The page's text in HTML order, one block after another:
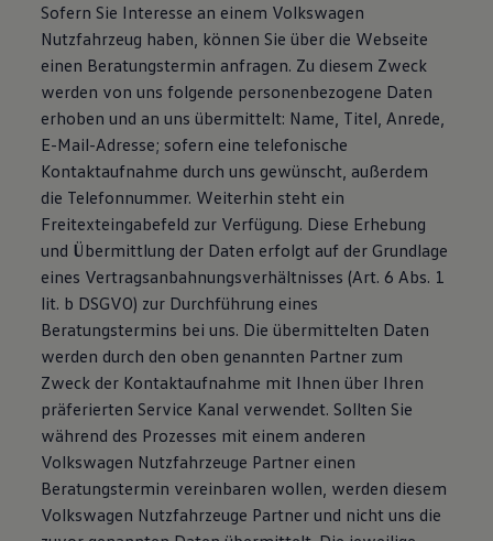
Sofern Sie Interesse an einem Volkswagen
Nutzfahrzeug haben, können Sie über die Webseite
einen Beratungstermin anfragen. Zu diesem Zweck
werden von uns folgende personenbezogene Daten
erhoben und an uns übermittelt: Name, Titel, Anrede,
E-Mail-Adresse; sofern eine telefonische
Kontaktaufnahme durch uns gewünscht, außerdem
die Telefonnummer. Weiterhin steht ein
Freitexteingabefeld zur Verfügung. Diese Erhebung
und Übermittlung der Daten erfolgt auf der Grundlage
eines Vertragsanbahnungsverhältnisses (Art. 6 Abs. 1
lit. b DSGVO) zur Durchführung eines
Beratungstermins bei uns. Die übermittelten Daten
werden durch den oben genannten Partner zum
Zweck der Kontaktaufnahme mit Ihnen über Ihren
präferierten Service Kanal verwendet. Sollten Sie
während des Prozesses mit einem anderen
Volkswagen Nutzfahrzeuge Partner einen
Beratungstermin vereinbaren wollen, werden diesem
Volkswagen Nutzfahrzeuge Partner und nicht uns die